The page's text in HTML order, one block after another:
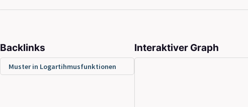
Backlinks
Muster in Logartihmusfunktionen
Interaktiver Graph